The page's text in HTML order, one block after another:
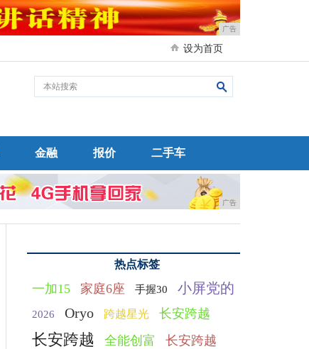
广告
设为首页
金融 报价 二手车
广告
热点标签
一加15 家庭6座 手握30 小屏党的
2026 Oryo 跨越星光 长安跨越
长安跨越 全能创富 长安跨越